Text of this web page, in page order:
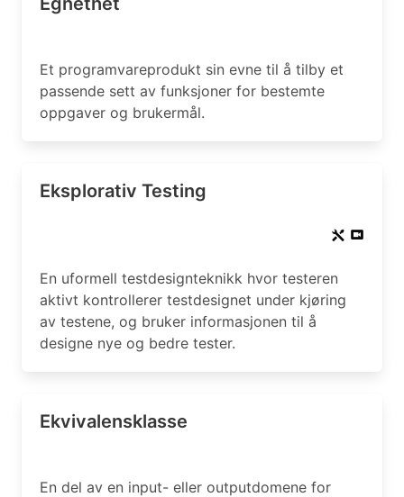
Et programvareprodukt sin evne til å tilby et
passende sett av funksjoner for bestemte
oppgaver og brukermål.
Eksplorativ Testing
En uformell testdesignteknikk hvor testeren
aktivt kontrollerer testdesignet under kjøring
av testene, og bruker informasjonen til å
designe nye og bedre tester.
Ekvivalensklasse
En del av en input- eller outputdomene for